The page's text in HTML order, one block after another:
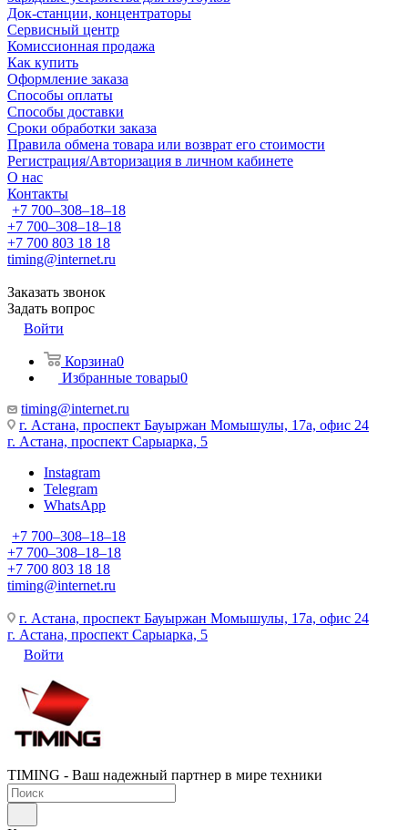
Док-станции, концентраторы
Сервисный центр
Комиссионная продажа
Как купить
Оформление заказа
Способы оплаты
Способы доставки
Сроки обработки заказа
Правила обмена товара или возврат его стоимости
Регистрация/Авторизация в личном кабинете
О нас
Контакты
+7 700‒308‒18‒18
+7 700‒308‒18‒18
+7 700 803 18 18
timing@internet.ru
Заказать звонок
Задать вопрос
Войти
Корзина0
Избранные товары0
timing@internet.ru
г. Астана, проспект Бауыржан Момышулы, 17а, офис 24
г. Астана, проспект Сарыарка, 5
Instagram
Telegram
WhatsApp
+7 700‒308‒18‒18
+7 700‒308‒18‒18
+7 700 803 18 18
timing@internet.ru
г. Астана, проспект Бауыржан Момышулы, 17а, офис 24
г. Астана, проспект Сарыарка, 5
Войти
TIMING - Ваш надежный партнер в мире техники